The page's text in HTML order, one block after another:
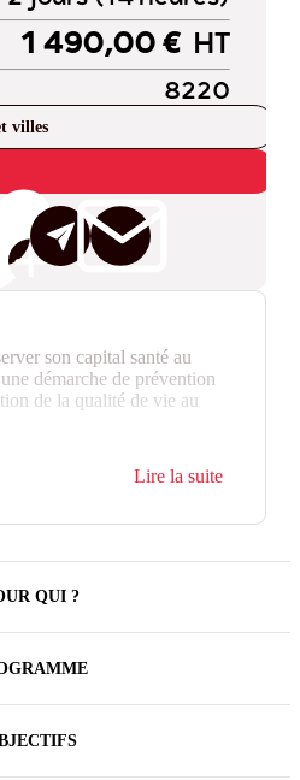
1 490,00 € HT
8220
villes
son capital santé au
démarche de prévention
de la qualité de vie au
le stress, de repérer ses
et de déséquilibre, de tenir
pour préserver son capital
Lire la suite
QUI ?